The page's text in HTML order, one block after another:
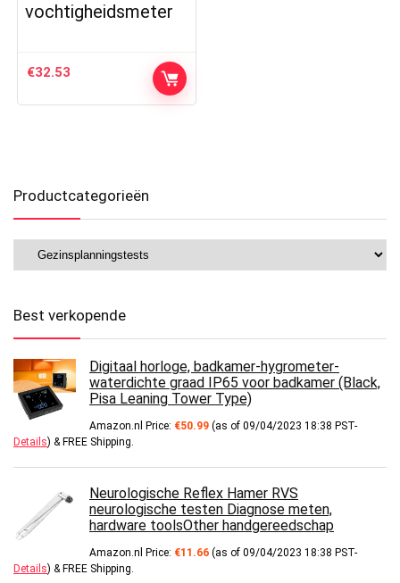
vochtigheidsmeter
€32.53
Productcategorieën
Best verkopende
Digitaal horloge, badkamer-hygrometer-
waterdichte graad IP65 voor badkamer (Black,
Pisa Leaning Tower Type)
Amazon.nl Price: €50.99 (as of 09/04/2023 18:38 PST-
Details) & FREE Shipping.
Neurologische Reflex Hamer RVS
neurologische testen Diagnose meten,
hardware toolsOther handgereedschap
Amazon.nl Price: €11.66 (as of 09/04/2023 18:38 PST-
Details) & FREE Shipping.